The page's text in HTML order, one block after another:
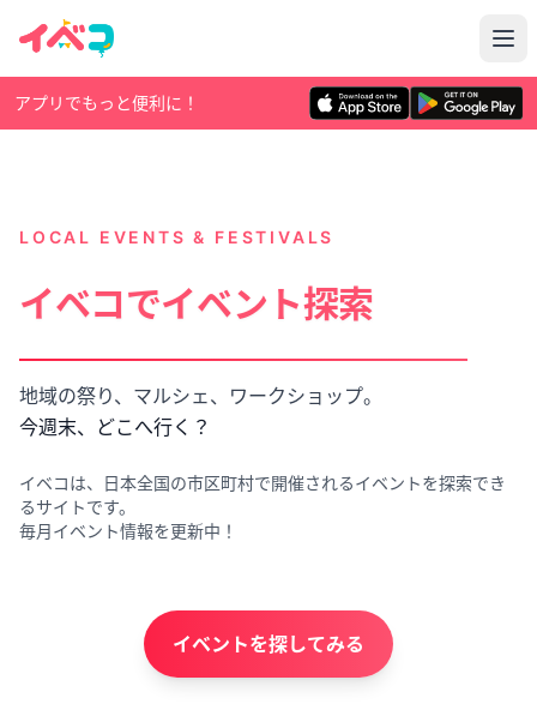
アプリでもっと便利に！
LOCAL EVENTS & FESTIVALS
イベコでイベント探索
地域の祭り、マルシェ、ワークショップ。
今週末、どこへ行く？
イベコは、日本全国の市区町村で開催されるイベントを探索でき
るサイトです。
毎月イベント情報を更新中！
イベントを探してみる